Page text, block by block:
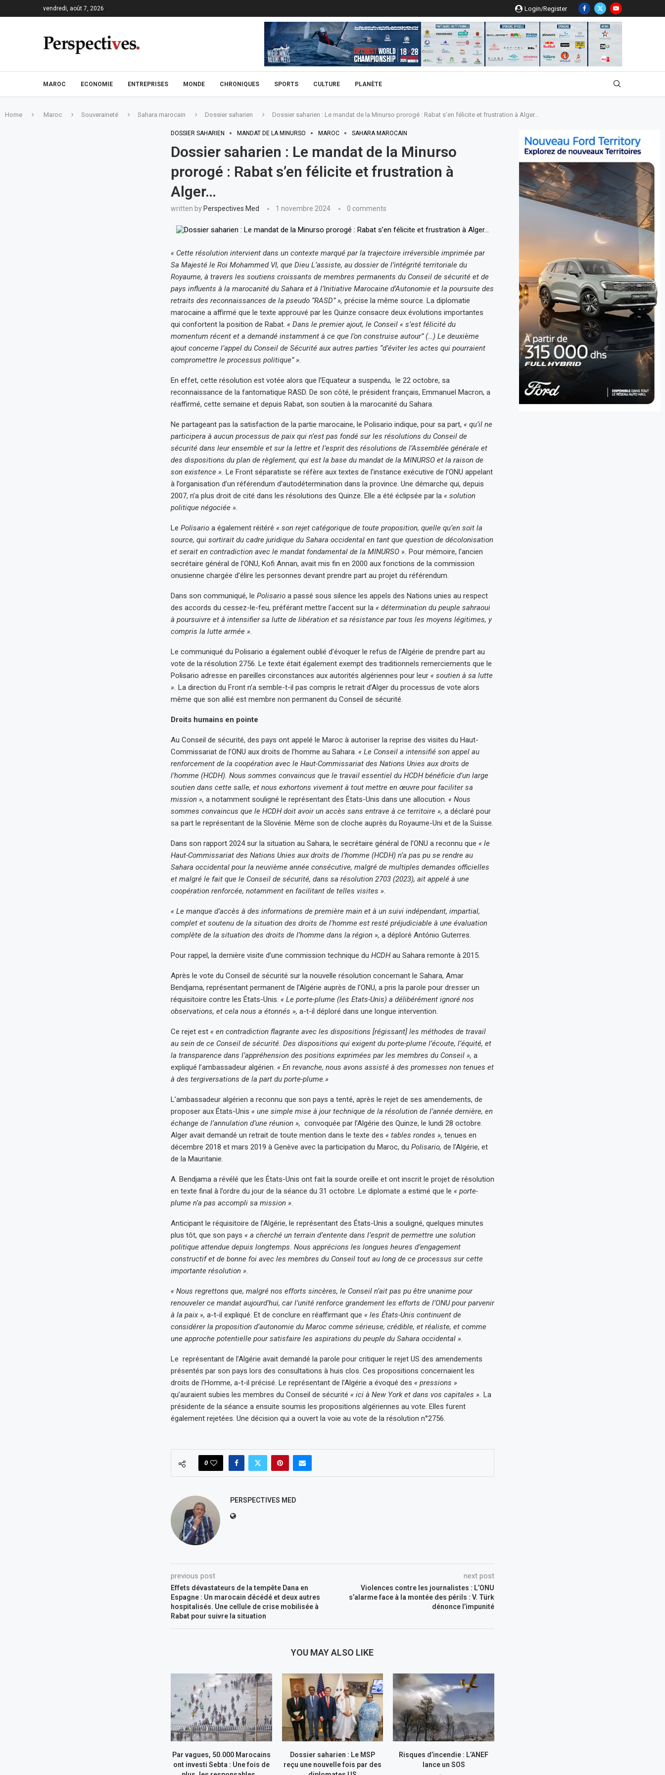
vendredi, août 7, 2026 Login/Register
MAROC ECONOMIE ENTREPRISES MONDE CHRONIQUES SPORTS CULTURE PLANÈTE
Home Maroc Souveraineté Sahara marocain Dossier saharien Dossier saharien : Le mandat de la Minurso prorogé : Rabat s’en félicite et frustration à Alger…
DOSSIER SAHARIEN MANDAT DE LA MINURSO MAROC SAHARA MAROCAIN
Dossier saharien : Le mandat de la Minurso
prorogé : Rabat s’en félicite et frustration à
Alger…
written by Perspectives Med 1 novembre 2024 0 comments
« Cette résolution intervient dans un contexte marqué par la trajectoire irréversible imprimée par
Sa Majesté le Roi Mohammed VI, que Dieu L’assiste, au dossier de l’intégrité territoriale du
Royaume, à travers les soutiens croissants de membres permanents du Conseil de sécurité et de
pays influents à la marocanité du Sahara et à l’Initiative Marocaine d’Autonomie et la poursuite des
retraits des reconnaissances de la pseudo “RASD” », précise la même source. La diplomatie
marocaine a affirmé que le texte approuvé par les Quinze consacre deux évolutions importantes
qui confortent la position de Rabat. « Dans le premier ajout, le Conseil « s’est félicité du
momentum récent et a demandé instamment à ce que l’on construise autour” (…) Le deuxième
ajout concerne l’appel du Conseil de Sécurité aux autres parties “d’éviter les actes qui pourraient
compromettre le processus politique” ».
En effet, cette résolution est votée alors que l’Equateur a suspendu, le 22 octobre, sa
reconnaissance de la fantomatique RASD. De son côté, le président français, Emmanuel Macron, a
réaffirmé, cette semaine et depuis Rabat, son soutien à la marocanité du Sahara.
Ne partageant pas la satisfaction de la partie marocaine, le Polisario indique, pour sa part, « qu’il ne
participera à aucun processus de paix qui n’est pas fondé sur les résolutions du Conseil de
sécurité dans leur ensemble et sur la lettre et l’esprit des résolutions de l’Assemblée générale et
des dispositions du plan de règlement, qui est la base du mandat de la MINURSO et la raison de
son existence ». Le Front séparatiste se réfère aux textes de l’instance exécutive de l’ONU appelant
à l’organisation d’un référendum d’autodétermination dans la province. Une démarche qui, depuis
2007, n’a plus droit de cité dans les résolutions des Quinze. Elle a été éclipsée par la « solution
politique négociée ».
Le Polisario a également réitéré « son rejet catégorique de toute proposition, quelle qu’en soit la
source, qui sortirait du cadre juridique du Sahara occidental en tant que question de décolonisation
et serait en contradiction avec le mandat fondamental de la MINURSO ». Pour mémoire, l’ancien
secrétaire général de l’ONU, Kofi Annan, avait mis fin en 2000 aux fonctions de la commission
onusienne chargée d’élire les personnes devant prendre part au projet du référendum.
Dans son communiqué, le Polisarioa passé sous silence les appels des Nations unies au respect
des accords du cessez-le-feu, préférant mettre l’accent sur la « détermination du peuple sahraoui
à poursuivre et à intensifier sa lutte de libération et sa résistance par tous les moyens légitimes, y
compris la lutte armée ».
Le communiqué du Polisario a également oublié d’évoquer le refus de l’Algérie de prendre part au
vote de la résolution 2756. Le texte était également exempt des traditionnels remerciements que le
Polisario adresse en pareilles circonstances aux autorités algériennes pour leur « soutien à sa lutte
». La direction du Front n’a semble-t-il pas compris le retrait d’Alger du processus de vote alors
même que son allié est membre non permanent du Conseil de sécurité.
Droits humains en pointe
Au Conseil de sécurité, des pays ont appelé le Maroc à autoriser la reprise des visites du Haut-
Commissariat de l’ONU aux droits de l’homme au Sahara. « Le Conseil a intensifié son appel au
renforcement de la coopération avec le Haut-Commissariat des Nations Unies aux droits de
l’homme (HCDH). Nous sommes convaincus que le travail essentiel du HCDH bénéficie d’un large
soutien dans cette salle, et nous exhortons vivement à tout mettre en œuvre pour faciliter sa
mission », a notamment souligné le représentant des États-Unis dans une allocution. « Nous
sommes convaincus que le HCDH doit avoir un accès sans entrave à ce territoire », a déclaré pour
sa part le représentant de la Slovénie. Même son de cloche auprès du Royaume-Uni et de la Suisse.
Dans son rapport 2024 sur la situation au Sahara, le secrétaire général de l’ONU a reconnu que « le
Haut-Commissariat des Nations Unies aux droits de l’homme (HCDH) n’a pas pu se rendre au
Sahara occidental pour la neuvième année consécutive, malgré de multiples demandes officielles
et malgré le fait que le Conseil de sécurité, dans sa résolution 2703 (2023), ait appelé à une
coopération renforcée, notamment en facilitant de telles visites ».
« Le manque d’accès à des informations de première main et à un suivi indépendant, impartial,
complet et soutenu de la situation des droits de l’homme est resté préjudiciable à une évaluation
complète de la situation des droits de l’homme dans la région », a déploré António Guterres.
Pour rappel, la dernière visite d’une commission technique du HCDHau Sahara remonte à 2015.
Après le vote du Conseil de sécurité sur la nouvelle résolution concernant le Sahara, Amar
Bendjama, représentant permanent de l’Algérie auprès de l’ONU, a pris la parole pour dresser un
réquisitoire contre les États-Unis. « Le porte-plume (les Etats-Unis) a délibérément ignoré nos
observations, et cela nous a étonnés », a-t-il déploré dans une longue intervention.
Ce rejet est « en contradiction flagrante avec les dispositions [régissant] les méthodes de travail
au sein de ce Conseil de sécurité. Des dispositions qui exigent du porte-plume l’écoute, l’équité, et
la transparence dans l’appréhension des positions exprimées par les membres du Conseil », a
expliqué l’ambassadeur algérien. « En revanche, nous avons assisté à des promesses non tenues et
à des tergiversations de la part du porte-plume.»
L’ambassadeur algérien a reconnu que son pays a tenté, après le rejet de ses amendements, de
proposer aux États-Unis « une simple mise à jour technique de la résolution de l’année dernière, en
échange de l’annulation d’une réunion », convoquée par l’Algérie des Quinze, le lundi 28 octobre.
Alger avait demandé un retrait de toute mention dans le texte des « tables rondes », tenues en
décembre 2018 et mars 2019 à Genève avec la participation du Maroc, du Polisario, de l’Algérie, et
de la Mauritanie.
A. Bendjama a révélé que les États-Unis ont fait la sourde oreille et ont inscrit le projet de résolution
en texte final à l’ordre du jour de la séance du 31 octobre. Le diplomate a estimé que le « porte-
plume n’a pas accompli sa mission ».
Anticipant le réquisitoire de l’Algérie, le représentant des États-Unis a souligné, quelques minutes
plus tôt, que son pays « a cherché un terrain d’entente dans l’esprit de permettre une solution
politique attendue depuis longtemps. Nous apprécions les longues heures d’engagement
constructif et de bonne foi avec les membres du Conseil tout au long de ce processus sur cette
importante résolution ».
« Nous regrettons que, malgré nos efforts sincères, le Conseil n’ait pas pu être unanime pour
renouveler ce mandat aujourd’hui, car l’unité renforce grandement les efforts de l’ONU pour parvenir
à la paix », a-t-il expliqué. Et de conclure en réaffirmant que « les États-Unis continuent de
considérer la proposition d’autonomie du Maroc comme sérieuse, crédible, et réaliste, et comme
une approche potentielle pour satisfaire les aspirations du peuple du Sahara occidental ».
Le représentant de l’Algérie avait demandé la parole pour critiquer le rejet US des amendements
présentés par son pays lors des consultations à huis clos. Ces propositions concernaient les
droits de l’Homme, a-t-il précisé. Le représentant de l’Algérie a évoqué des « pressions »
qu’auraient subies les membres du Conseil de sécurité « ici à New York et dans vos capitales ». La
présidente de la séance a ensuite soumis les propositions algériennes au vote. Elles furent
également rejetées. Une décision qui a ouvert la voie au vote de la résolution n°2756.
0
PERSPECTIVES MED
previous post
Effets dévastateurs de la tempête Dana en
Espagne : Un marocain décédé et deux autres
hospitalisés. Une cellule de crise mobilisée à
Rabat pour suivre la situation
next post
Violences contre les journalistes : L’ONU
s’alarme face à la montée des périls : V. Türk
dénonce l’impunité
YOU MAY ALSO LIKE
Par vagues, 50.000 Marocains
ont investi Sebta : Une fois de
Dossier saharien : Le MSP
reçu une nouvelle fois par des
Risques d’incendie : L’ANEF
lance un SOS